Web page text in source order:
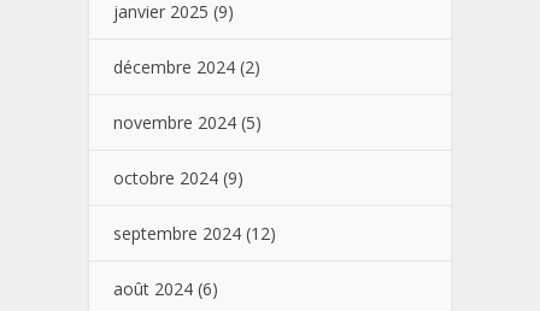
janvier 2025 (9)
décembre 2024 (2)
novembre 2024 (5)
octobre 2024 (9)
septembre 2024 (12)
août 2024 (6)